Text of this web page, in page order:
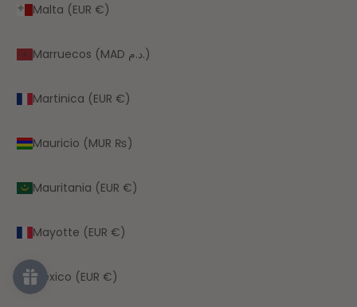
Malta (EUR €)
Marruecos (MAD د.م.)
Martinica (EUR €)
Mauricio (MUR ₨)
Mauritania (EUR €)
Mayotte (EUR €)
México (EUR €)